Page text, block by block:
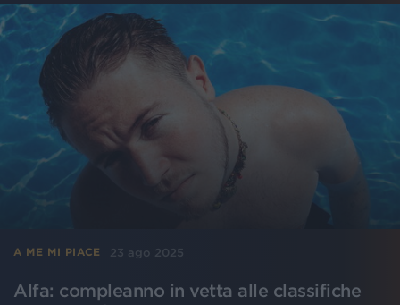
A ME MI PIACE 23 ago 2025
Alfa: compleanno in vetta alle classifiche